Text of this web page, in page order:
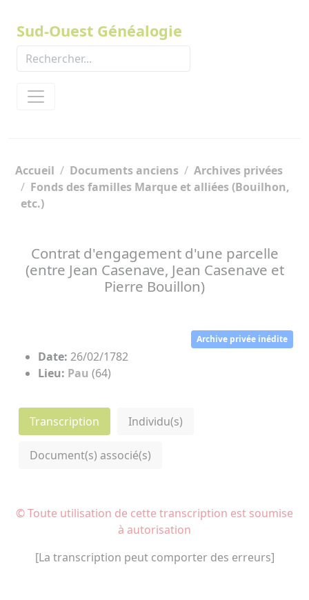
Sud-Ouest Généalogie
Accueil Documents anciens
Archives privées
Fonds des familles Marque et alliées (Bouilhon,
etc.)
Contrat d'engagement d'une parcelle
(entre Jean Casenave, Jean Casenave et
Pierre Bouillon)
Archive privée inédite
Date: 26/02/1782
Lieu: Pau (64)
Transcription Individu(s)
Document(s) associé(s)
© Toute utilisation de cette transcription est soumise
à autorisation
[La transcription peut comporter des erreurs]